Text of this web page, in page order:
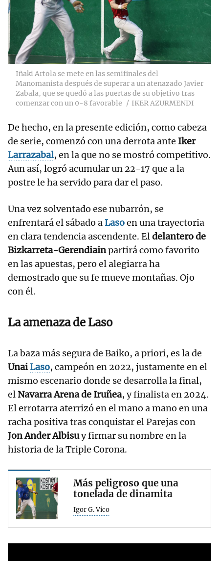
Iñaki Artola se mete en las semifinales del
Manomanista después de superar a un atenazado Javier
Zabala, que se quedó a las puertas de su objetivo tras
comenzar con un 0-8 favorable
IKER AZURMENDI
De hecho, en la presente edición, como cabeza
de serie, comenzó con una derrota ante Iker
Larrazabal, en la que no se mostró competitivo.
Aun así, logró acumular un 22-17 que a la
postre le ha servido para dar el paso.
Una vez solventado ese nubarrón, se
enfrentará el sábado aLasoen una trayectoria
en clara tendencia ascendente. Eldelantero de
Bizkarreta-Gerendiainpartirá como favorito
en las apuestas, pero el alegiarra ha
demostrado que su fe mueve montañas. Ojo
con él.
La amenaza de Laso
La baza más segura de Baiko, a priori, es la de
UnaiLaso, campeón en 2022, justamente en el
mismo escenario donde se desarrolla la final,
el Navarra Arena de Iruñea, y finalista en 2024.
El errotarra aterrizó en el mano a mano en una
racha positiva tras conquistar el Parejas con
Jon Ander Albisuy firmar su nombre en la
historia de la Triple Corona.
Más peligroso que una
tonelada de dinamita
Igor G. Vico